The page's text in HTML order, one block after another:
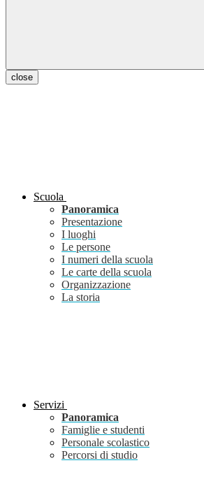
close
Scuola
Panoramica
Presentazione
I luoghi
Le persone
I numeri della scuola
Le carte della scuola
Organizzazione
La storia
Servizi
Panoramica
Famiglie e studenti
Personale scolastico
Percorsi di studio